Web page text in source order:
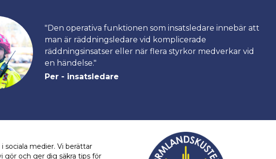
"Den operativa funktionen som insatsledare innebär att
man är räddningsledare vid komplicerade
räddningsinsatser eller när flera styrkor medverkar vid
en händelse."
Per - insatsledare
i sociala medier. Vi berättar
gör och ger dig säkra tips för